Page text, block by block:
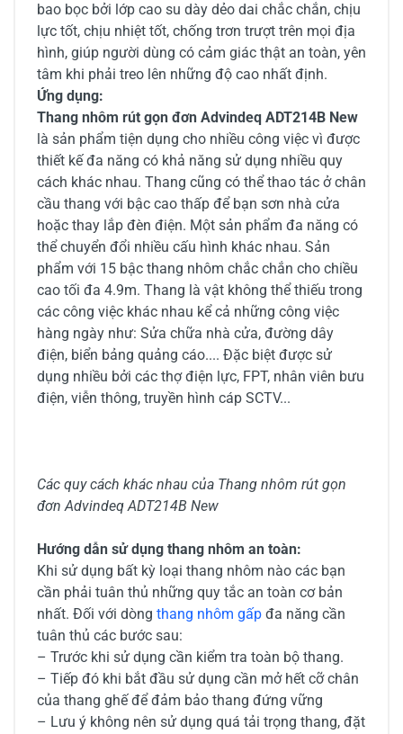
bao bọc bởi lớp cao su dày dẻo dai chắc chắn, chịu
lực tốt, chịu nhiệt tốt, chống trơn trượt trên mọi địa
hình, giúp người dùng có cảm giác thật an toàn, yên
tâm khi phải treo lên những độ cao nhất định.
Ứng dụng:
Thang nhôm rút gọn đơn Advindeq ADT214B New
là sản phẩm tiện dụng cho nhiều công việc vì được
thiết kế đa năng có khả năng sử dụng nhiều quy
cách khác nhau. Thang cũng có thể thao tác ở chân
cầu thang với bậc cao thấp để bạn sơn nhà cửa
hoặc thay lắp đèn điện. Một sản phẩm đa năng có
thể chuyển đổi nhiều cấu hình khác nhau. Sản
phẩm với 15 bậc thang nhôm chắc chắn cho chiều
cao tối đa 4.9m. Thang là vật không thể thiếu trong
các công việc khác nhau kể cả những công việc
hàng ngày như: Sửa chữa nhà cửa, đường dây
điện, biển bảng quảng cáo.... Đặc biệt được sử
dụng nhiều bởi các thợ điện lực, FPT, nhân viên bưu
điện, viễn thông, truyền hình cáp SCTV...
Các quy cách khác nhau của Thang nhôm rút gọn
đơn Advindeq ADT214B New
Hướng dẫn sử dụng thang nhôm an toàn:
Khi sử dụng bất kỳ loại thang nhôm nào các bạn
cần phải tuân thủ những quy tắc an toàn cơ bản
nhất. Đối với dòng thang nhôm gấp đa năng cần
tuân thủ các bước sau:
– Trước khi sử dụng cần kiểm tra toàn bộ thang.
– Tiếp đó khi bắt đầu sử dụng cần mở hết cỡ chân
của thang ghế để đảm bảo thang đứng vững
– Lưu ý không nên sử dụng quá tải trọng thang, đặt